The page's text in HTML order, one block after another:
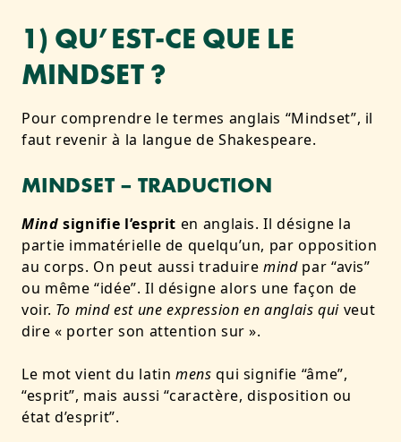
1) QU’EST-CE QUE LE
MINDSET ?
Pour comprendre le termes anglais “Mindset”, il
faut revenir à la langue de Shakespeare.
MINDSET – TRADUCTION
Mindsignifie l’esprit en anglais. Il désigne la
partie immatérielle de quelqu’un, par opposition
au corps. On peut aussi traduiremind par “avis”
ou même “idée”. Il désigne alors une façon de
voir. To mind est une expression en anglais qui veut
dire « porter son attention sur ».
Le mot vient du latinmensqui signifie “âme”,
“esprit”, mais aussi “caractère, disposition ou
état d’esprit”.